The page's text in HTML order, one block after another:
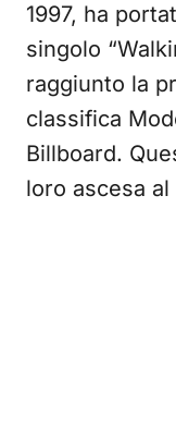
1997, ha
singolo
raggiunto la
classifica
Billboard.
loro ascesa